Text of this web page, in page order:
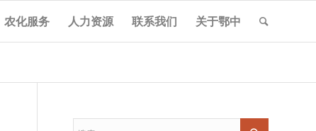
农化服务 人力资源 联系我们 关于鄂中